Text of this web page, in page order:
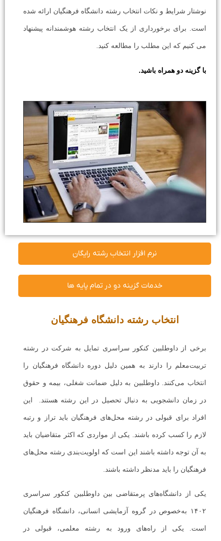
نوشتار شرایط و نکات انتخاب رشته دانشگاه فرهنگیان ارائه شده
است. برای برخورداری از یک انتخاب رشته هوشمندانه پیشنهاد
می کنیم که این مطلب را مطالعه کنید.
با گزینه دو همراه باشید.
نرم افزار انتخاب رشته رایگان
خدمات گزینه دو در تمام پایه ها
انتخاب رشته دانشگاه فرهنگیان
برخی از داوطلبین کنکور سراسری تمایل به شرکت در رشته
تربیت‌معلم را دارند به همین دلیل دوره دانشگاه فرهنگیان را
انتخاب می‌کنند. داوطلبین به دلیل ضمانت شغلی، بیمه و حقوق
در زمان دانشجویی به دنبال تحصیل در این رشته هستند. این
افراد برای قبولی در رشته محل‌های فرهنگیان باید تراز و رتبه
لازم را کسب کرده باشند. یکی از مواردی که اکثر متقاضیان باید
به آن توجه داشته باشند این است که اولویت‌بندی رشته محل‌های
فرهنگیان را باید مدنظر داشته باشند.
یکی از دانشگاه‌های پرمتقاضی بین داوطلبین کنکور سراسری
۱۴۰۲ به‌خصوص در گروه آزمایشی انسانی، دانشگاه فرهنگیان
است. یکی از راه‌های ورود به رشته معلمی، قبولی در